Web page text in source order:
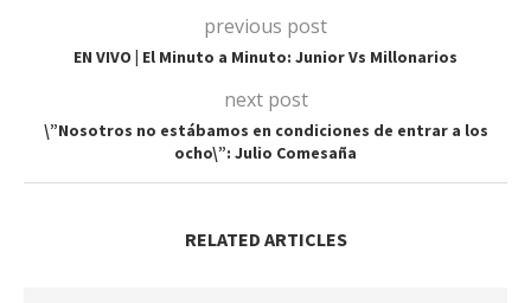
previous post
EN VIVO | El Minuto a Minuto: Junior Vs Millonarios
next post
\”Nosotros no estábamos en condiciones de entrar a los
ocho\”: Julio Comesaña
RELATED ARTICLES